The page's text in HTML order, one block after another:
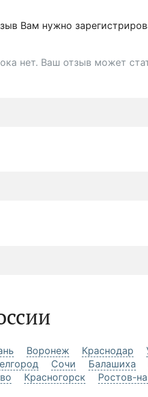
Вам нужно
нет. Ваш отзыв может
Воронеж Краснодар
Сочи Балашиха
Красногорск
Ростов-